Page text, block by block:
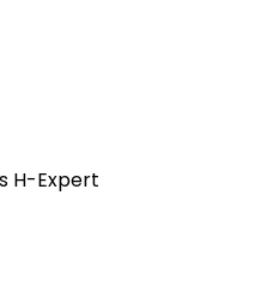
H-Expert